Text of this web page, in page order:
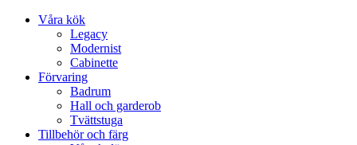
Våra kök
Legacy
Modernist
Cabinette
Förvaring
Badrum
Hall och garderob
Tvättstuga
Tillbehör och färg